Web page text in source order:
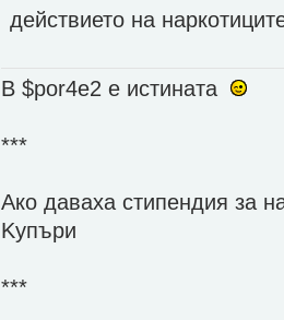
действието на
В $por4e2 e истината
***
Aко даваха стипендия за
Kупъри
***